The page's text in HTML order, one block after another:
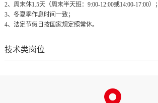
2、周末休1.5天（周末半天班：9:00-12:00或14:00-17:00）；
3、冬夏季作息时间一致；
4、法定节假日按国家规定照常休。
技术类岗位